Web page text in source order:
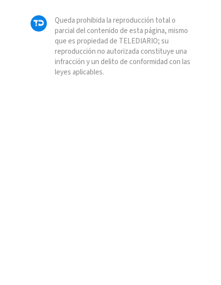
Queda prohibida la reproducción total o
parcial del contenido de esta página, mismo
que es propiedad de TELEDIARIO; su
reproducción no autorizada constituye una
infracción y un delito de conformidad con las
leyes aplicables.